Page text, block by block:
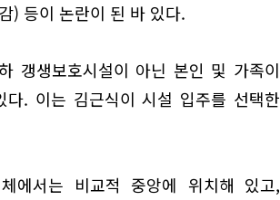
) 등이 논란이 된 바 있다.
갱생보호시설이 아닌 본인 및 가족이
. 이는 김근식이 시설 입주를 선택한
에서는 비교적 중앙에 위치해 있고,